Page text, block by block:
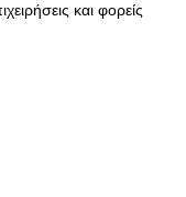
και φορείς